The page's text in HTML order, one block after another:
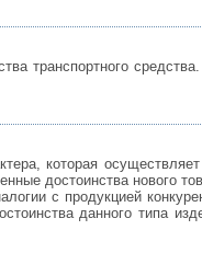
транспортного
которая
достоинства нового
с продукцией
данного типа